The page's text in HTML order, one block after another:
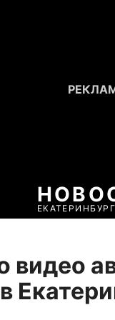
видео